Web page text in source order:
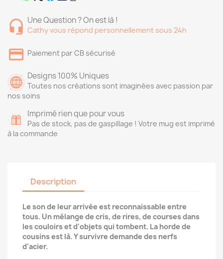
Une Question ? On est là !
Cathy vous répond personnellement sous 24h
Paiement par CB sécurisé
Designs 100% Uniques
Toutes nos créations sont imaginées avec passion par
nos soins
Imprimé rien que pour vous
Pas de stock, pas de gaspillage ! Votre mug est imprimé
à la commande
Description
Le son de leur arrivée est reconnaissable entre
tous. Un mélange de cris, de rires, de courses dans
les couloirs et d'objets qui tombent. La horde de
cousins est là. Y survivre demande des nerfs
d'acier.